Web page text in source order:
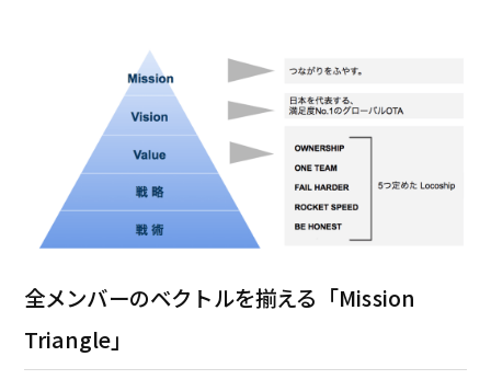
全メンバーのベクトルを揃える「Mission
Triangle」